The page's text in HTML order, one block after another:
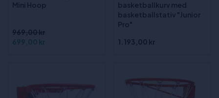
Mini Hoop
969,00 kr
699,00 kr
basketballkurv med
basketballstativ "Junior
Pro"
1.193,00 kr